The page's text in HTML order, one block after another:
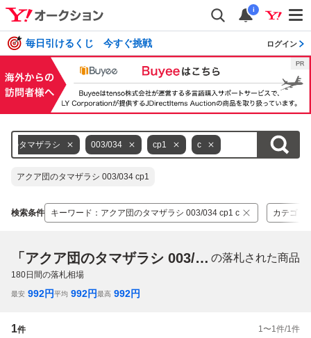
i
毎日引けるくじ 今すぐ挑戦 ログイン
団のタマザラシ 003/034 cp1 c
アクア団のタマザラシ 003/034 cp1
検索条件 キーワード ： アクア団のタマザラシ 003/034 cp1 c カテゴリ
「アクア団のタマザラシ 003/034 cp1 c」 の落札された商品
180日間の落札相場
最安 992円平均 992円最高 992円
1件 1 〜1 件/1 件